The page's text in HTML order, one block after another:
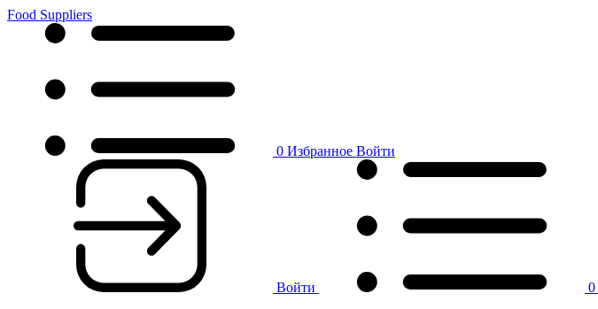
Food Suppliers
0 Избранное Войти
Войти 0